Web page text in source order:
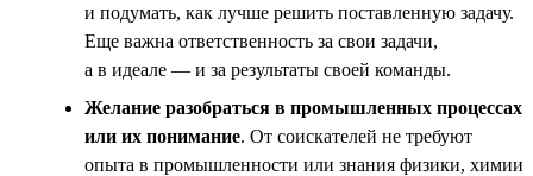
и подумать, как лучше решить поставленную задачу.
Еще важна ответственность за свои задачи,
а в идеале — и за результаты своей команды.
Желание разобраться в промышленных процессах
или их понимание. От соискателей не требуют
опыта в промышленности или знания физики, химии